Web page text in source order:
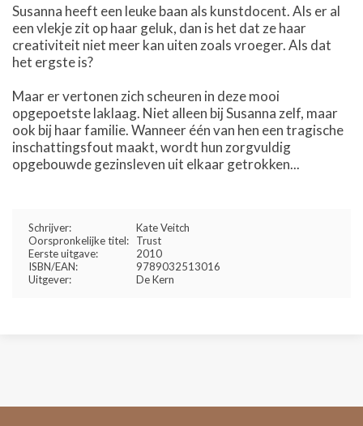
Susanna heeft een leuke baan als kunstdocent. Als er al
een vlekje zit op haar geluk, dan is het dat ze haar
creativiteit niet meer kan uiten zoals vroeger. Als dat
het ergste is?
Maar er vertonen zich scheuren in deze mooi
opgepoetste laklaag. Niet alleen bij Susanna zelf, maar
ook bij haar familie. Wanneer één van hen een tragische
inschattingsfout maakt, wordt hun zorgvuldig
opgebouwde gezinsleven uit elkaar getrokken...
Schrijver:
Kate Veitch
Oorspronkelijke titel:
Trust
Eerste uitgave:
2010
ISBN/EAN:
9789032513016
Uitgever:
De Kern